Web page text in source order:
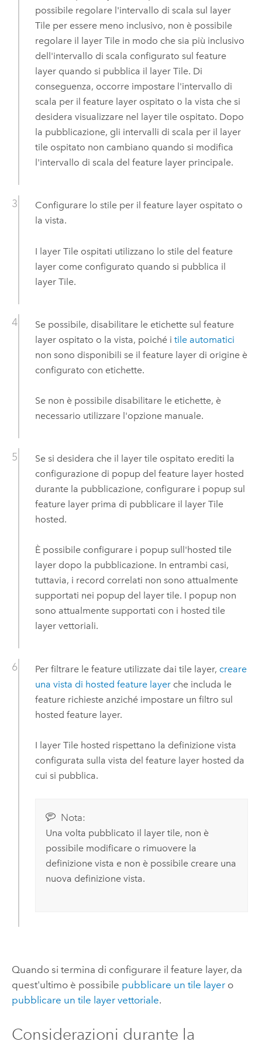
possibile regolare l'intervallo di scala sul layer
Tile per essere meno inclusivo, non è possibile
regolare il layer Tile in modo che sia più inclusivo
dell'intervallo di scala configurato sul feature
layer quando si pubblica il layer Tile. Di
conseguenza, occorre impostare l'intervallo di
scala per il feature layer ospitato o la vista che si
desidera visualizzare nel layer tile ospitato. Dopo
la pubblicazione, gli intervalli di scala per il layer
tile ospitato non cambiano quando si modifica
l'intervallo di scala del feature layer principale.
Configurare lo stile per il feature layer ospitato o
la vista.
I layer Tile ospitati utilizzano lo stile del feature
layer come configurato quando si pubblica il
layer Tile.
Se possibile, disabilitare le etichette sul feature
layer ospitato o la vista, poiché i tile automatici
non sono disponibili se il feature layer di origine è
configurato con etichette.
Se non è possibile disabilitare le etichette, è
necessario utilizzare l'opzione manuale.
Se si desidera che il layer tile ospitato erediti la
configurazione di popup del feature layer hosted
durante la pubblicazione, configurare i popup sul
feature layer prima di pubblicare il layer Tile
hosted.
È possibile configurare i popup sull'hosted tile
layer dopo la pubblicazione. In entrambi casi,
tuttavia, i record correlati non sono attualmente
supportati nei popup del layer tile. I popup non
sono attualmente supportati con i hosted tile
layer vettoriali.
Per filtrare le feature utilizzate dai tile layer, creare
una vista di hosted feature layerche includa le
feature richieste anziché impostare un filtro sul
hosted feature layer.
I layer Tile hosted rispettano la definizione vista
configurata sulla vista del feature layer hosted da
cui si pubblica.
Nota:
Una volta pubblicato il layer tile, non è
possibile modificare o rimuovere la
definizione vista e non è possibile creare una
nuova definizione vista.
Quando si termina di configurare il feature layer, da
quest'ultimo è possibile pubblicare un tile layero
pubblicare un tile layer vettoriale.
Considerazioni durante la